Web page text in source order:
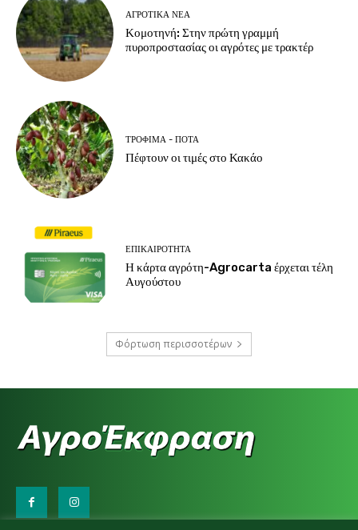
ΑΓΡΟΤΙΚΆ ΝΈΑ
Κομοτηνή: Στην πρώτη γραμμή
πυροπροστασίας οι αγρότες με τρακτέρ
ΤΡΌΦΙΜΑ - ΠΟΤΆ
Πέφτουν οι τιμές στο Κακάο
ΕΠΙΚΑΙΡΌΤΗΤΑ
Η κάρτα αγρότη-Agrocarta έρχεται τέλη
Αυγούστου
Φόρτωση περισσοτέρων